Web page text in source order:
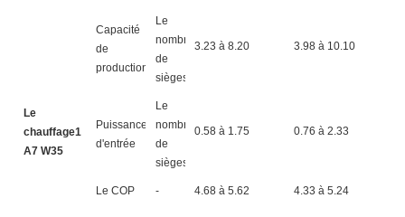
Le
chauffage1
A7 W35
Capacité
de
production
Le
nombre
de
sièges
3.23 à 8.20 3.98 à 10.10
Puissance
d'entrée
Le
nombre
de
sièges
0.58 à 1.75 0.76 à 2.33
Le COP - 4.68 à 5.62 4.33 à 5.24